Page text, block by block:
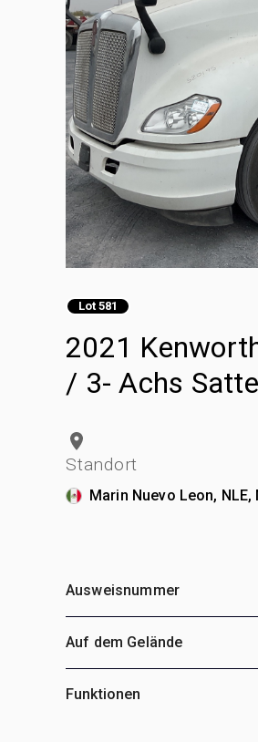
Lot 581
2021
/ 3- Achs
Standort
Marin Nuevo Leon, NLE,
Ausweisnummer
Auf dem Gelände
Funktionen